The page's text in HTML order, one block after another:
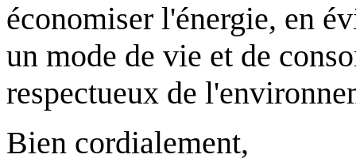
économiser l'énergie, en
un mode de vie et de
respectueux de
Bien cordialement,